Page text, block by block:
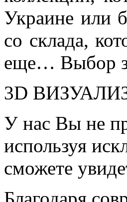
Украине или
со склада,
еще… Выбор
3D
У нас Вы не
используя
сможете